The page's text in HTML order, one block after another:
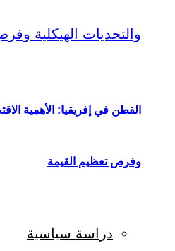
القطن في إفريقيا: الأهمية
وفرص تعظيم القيمة
دراسة سياسية